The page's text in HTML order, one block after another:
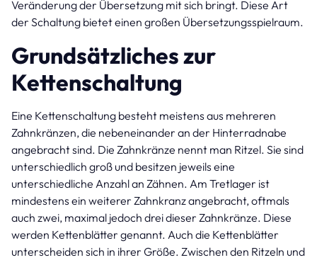
Veränderung der Übersetzung mit sich bringt. Diese Art
der Schaltung bietet einen großen Übersetzungsspielraum.
Grundsätzliches zur
Kettenschaltung
Eine Kettenschaltung besteht meistens aus mehreren
Zahnkränzen, die nebeneinander an der Hinterradnabe
angebracht sind. Die Zahnkränze nennt man Ritzel. Sie sind
unterschiedlich groß und besitzen jeweils eine
unterschiedliche Anzahl an Zähnen. Am Tretlager ist
mindestens ein weiterer Zahnkranz angebracht, oftmals
auch zwei, maximal jedoch drei dieser Zahnkränze. Diese
werden Kettenblätter genannt. Auch die Kettenblätter
unterscheiden sich in ihrer Größe. Zwischen den Ritzeln und